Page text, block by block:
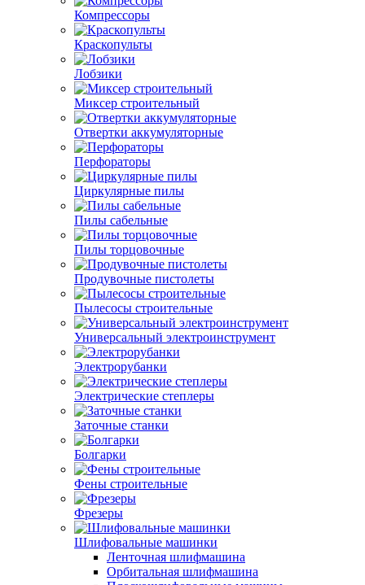
Компрессоры
Краскопульты
Лобзики
Миксер строительный
Отвертки аккумуляторные
Перфораторы
Циркулярные пилы
Пилы сабельные
Пилы торцовочные
Продувочные пистолеты
Пылесосы строительные
Универсальный электроинструмент
Электрорубанки
Электрические степлеры
Заточные станки
Болгарки
Фены строительные
Фрезеры
Шлифовальные машинки
Ленточная шлифмашина
Орбитальная шлифмашина